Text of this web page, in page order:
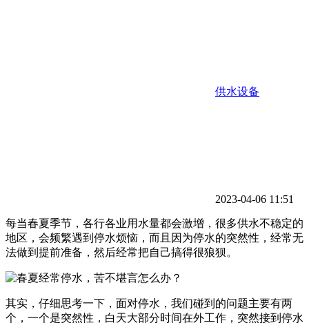
供水设备
2023-04-06 11:51
每当春夏季节，各行各业用水量都会激增，很多供水不稳定的
地区，会频繁遇到停水烦恼，而且因为停水的突然性，经常无
法做到提前准备，然后经常把自己搞得很狼狈。
其实，仔细思考一下，面对停水，我们碰到的问题主要有两
个，一个是突然性，白天大部分时间在外工作，突然接到停水